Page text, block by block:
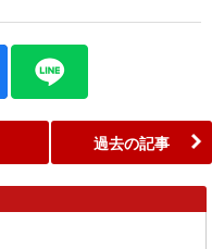
過去の記事